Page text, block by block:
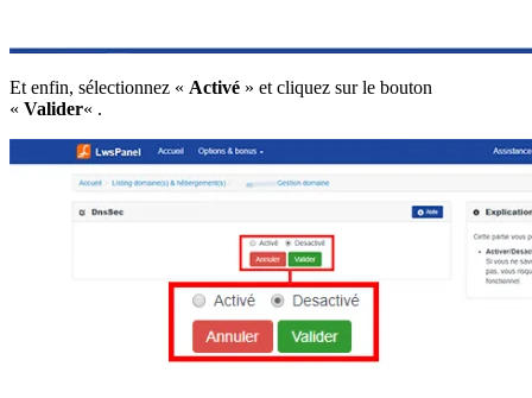
Et enfin, sélectionnez « Activé » et cliquez sur le bouton
« Valider« .